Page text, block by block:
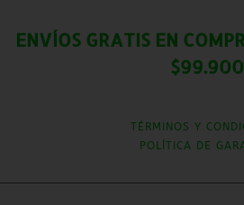
ENVÍOS GRATIS EN
$99.900
TÉRMINOS Y
POLÍTICA DE